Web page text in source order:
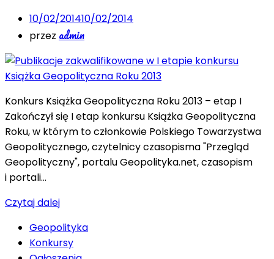
10/02/201410/02/2014
przez admin
Konkurs Książka Geopolityczna Roku 2013 – etap I
Zakończył się I etap konkursu Książka Geopolityczna
Roku, w którym to członkowie Polskiego Towarzystwa
Geopolitycznego, czytelnicy czasopisma "Przegląd
Geopolityczny", portalu Geopolityka.net, czasopism
i portali…
Czytaj dalej
Geopolityka
Konkursy